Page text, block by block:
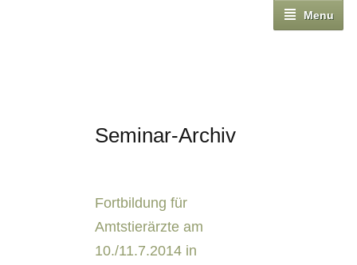
Menu
Seminar-Archiv
Fortbildung für
Amtstierärzte am
10./11.7.2014 in